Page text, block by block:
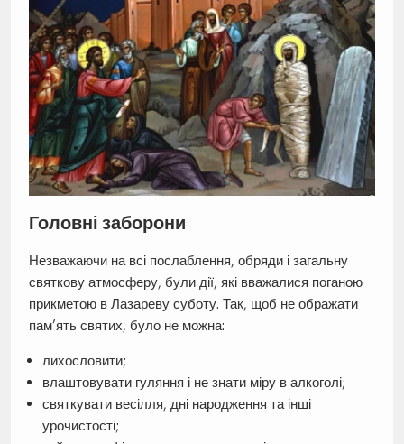
Головні заборони
Незважаючи на всі послаблення, обряди і загальну
святкову атмосферу, були дії, які вважалися поганою
прикметою в Лазареву суботу. Так, щоб не ображати
пам’ять святих, було не можна:
лихословити;
влаштовувати гуляння і не знати міру в алкоголі;
святкувати весілля, дні народження та інші
урочистості;